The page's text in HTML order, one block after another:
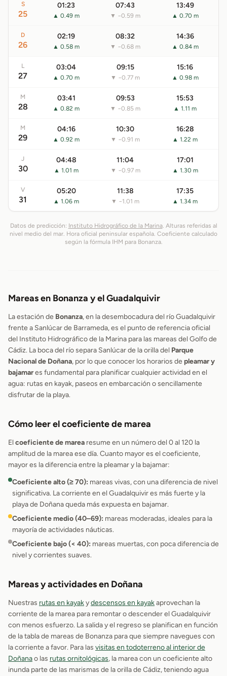
S
25
01:23
▲ 0.49 m
07:43
▼ −0.59 m
13:49
▲ 0.70 m
D
26
02:19
▲ 0.58 m
08:32
▼ −0.68 m
14:36
▲ 0.84 m
L
27
03:04
▲ 0.70 m
09:15
▼ −0.77 m
15:16
▲ 0.98 m
M
28
03:41
▲ 0.82 m
09:53
▼ −0.85 m
15:53
▲ 1.11 m
M
29
04:16
▲ 0.92 m
10:30
▼ −0.91 m
16:28
▲ 1.22 m
J
30
04:48
▲ 1.01 m
11:04
▼ −0.97 m
17:01
▲ 1.30 m
V
31
05:20
▲ 1.06 m
11:38
▼ −1.01 m
17:35
▲ 1.34 m
Datos de predicción: Instituto Hidrográfico de la Marina. Alturas referidas al
nivel medio del mar. Hora oficial peninsular española. Coeficiente calculado
según la fórmula IHM para Bonanza.
Mareas en Bonanza y el Guadalquivir
La estación de Bonanza, en la desembocadura del río Guadalquivir
frente a Sanlúcar de Barrameda, es el punto de referencia oficial
del Instituto Hidrográfico de la Marina para las mareas del Golfo de
Cádiz. La boca del río separa Sanlúcar de la orilla del Parque
Nacional de Doñana, por lo que conocer los horarios de pleamar y
bajamares fundamental para planificar cualquier actividad en el
agua: rutas en kayak, paseos en embarcación o sencillamente
disfrutar de la playa.
Cómo leer el coeficiente de marea
El coeficiente de marea resume en un número del 0 al 120 la
amplitud de la marea ese día. Cuanto mayor es el coeficiente,
mayor es la diferencia entre la pleamar y la bajamar:
Coeficiente alto (≥ 70): mareas vivas, con una diferencia de nivel
significativa. La corriente en el Guadalquivir es más fuerte y la
playa de Doñana queda más expuesta en bajamar.
Coeficiente medio (40–69): mareas moderadas, ideales para la
mayoría de actividades náuticas.
Coeficiente bajo (< 40): mareas muertas, con poca diferencia de
nivel y corrientes suaves.
Mareas y actividades en Doñana
Nuestras rutas en kayakydescensos en kayakaprovechan la
corriente de la marea para remontar o descender el Guadalquivir
con menos esfuerzo. La salida y el regreso se planifican en función
de la tabla de mareas de Bonanza para que siempre navegues con
la corriente a favor. Para las visitas en todoterreno al interior de
Doñanao las rutas ornitológicas, la marea con un coeficiente alto
inunda parte de las marismas de la orilla de Cádiz, teniendo agua